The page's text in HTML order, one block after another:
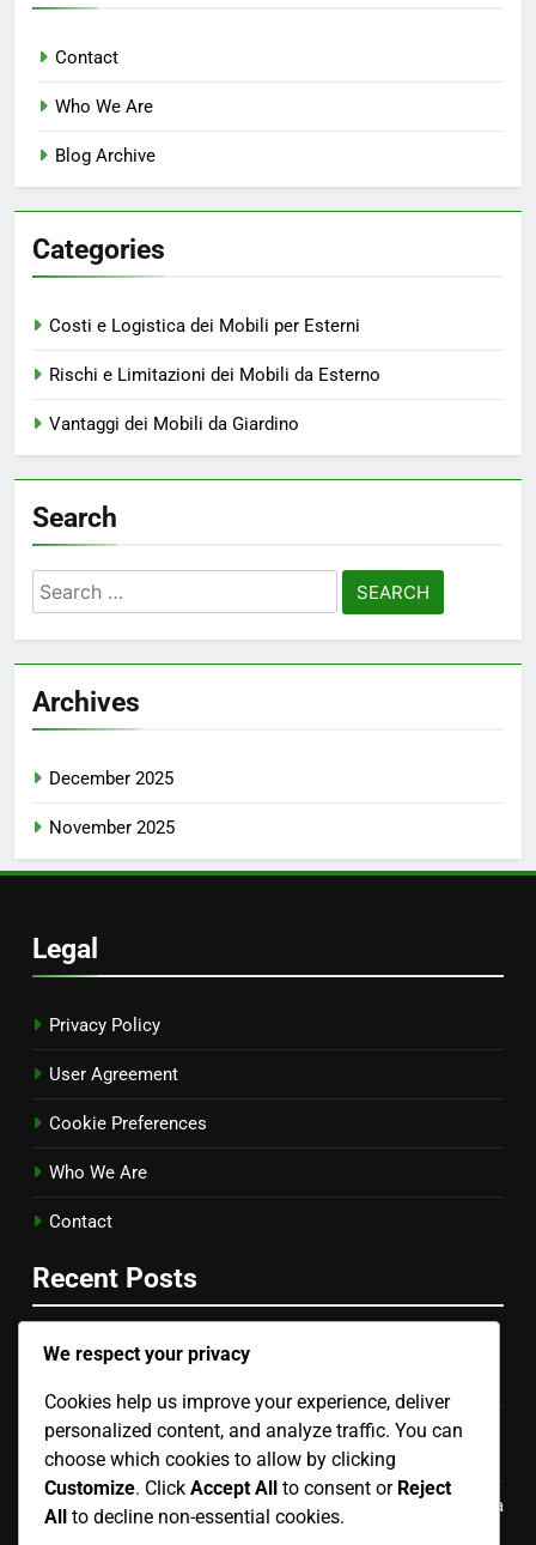
Contact
Who We Are
Blog Archive
Categories
Costi e Logistica dei Mobili per Esterni
Rischi e Limitazioni dei Mobili da Esterno
Vantaggi dei Mobili da Giardino
Search
Search
for:
Archives
December 2025
November 2025
Legal
Privacy Policy
User Agreement
Cookie Preferences
Who We Are
Contact
Recent Posts
Set Da Pranzo Per Esterni: Spazio ottimizzato, Materiali
Poltrone Da Esterno In Alluminio: Costo contenuto,
Durata, Manutenzione minima
Tavoli Pieghevoli: Economici, Facili da riporre, Versatilità
We respect your privacy
Cookies help us improve your experience, deliver
personalized content, and analyze traffic. You can
choose which cookies to allow by clicking
Customize. Click Accept All to consent or Reject
All to decline non-essential cookies.